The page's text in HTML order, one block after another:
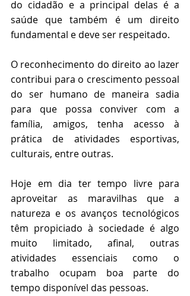
do cidadão e a principal delas é a
saúde que também é um direito
fundamental e deve ser respeitado.
O reconhecimento do direito ao lazer
contribui para o crescimento pessoal
do ser humano de maneira sadia
para que possa conviver com a
família, amigos, tenha acesso à
prática de atividades esportivas,
culturais, entre outras.
Hoje em dia ter tempo livre para
aproveitar as maravilhas que a
natureza e os avanços tecnológicos
têm propiciado à sociedade é algo
muito limitado, afinal, outras
atividades essenciais como o
trabalho ocupam boa parte do
tempo disponível das pessoas.